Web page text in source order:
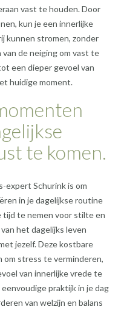
vast te houden. Door
kun je een innerlijke
kunnen stromen, zonder
de neiging om vast te
een dieper gevoel van
huidige moment.
te komen.
expert Schurink is om
in je dagelijkse routine
te nemen voor stilte en
het dagelijks leven
jezelf. Deze kostbare
stress te verminderen,
van innerlijke vrede te
praktijk in je dag
van welzijn en balans